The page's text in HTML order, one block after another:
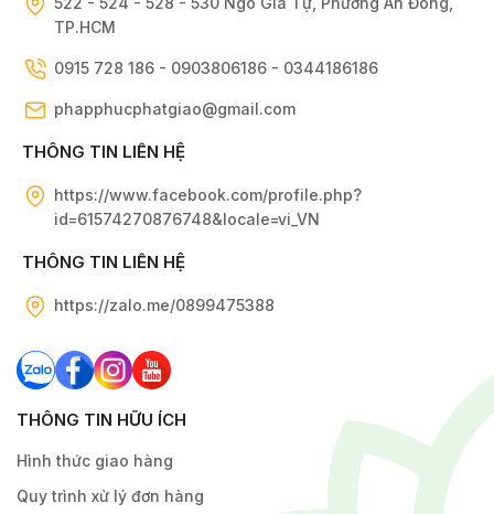
TP.HCM
0915 728 186 - 0903806186 - 0344186186
phapphucphatgiao@gmail.com
THÔNG TIN LIÊN HỆ
https://www.facebook.com/profile.php?
id=61574270876748&locale=vi_VN
THÔNG TIN LIÊN HỆ
https://zalo.me/0899475388
THÔNG TIN HỮU ÍCH
Hình thức giao hàng
Quy trình xử lý đơn hàng